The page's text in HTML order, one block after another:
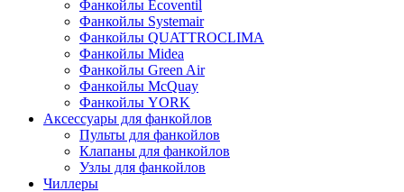
Фанкойлы Ecoventil
Фанкойлы Systemair
Фанкойлы QUATTROCLIMA
Фанкойлы Midea
Фанкойлы Green Air
Фанкойлы McQuay
Фанкойлы YORK
Аксессуары для фанкойлов
Пульты для фанкойлов
Клапаны для фанкойлов
Узлы для фанкойлов
Чиллеры